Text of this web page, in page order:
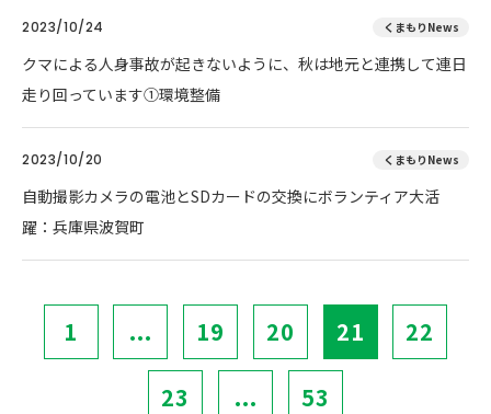
2023/10/24 くまもりNews
クマによる人身事故が起きないように、秋は地元と連携して連日
走り回っています①環境整備
2023/10/20 くまもりNews
自動撮影カメラの電池とSDカードの交換にボランティア大活
躍：兵庫県波賀町
1 ... 19 20 21 22
23 ... 53